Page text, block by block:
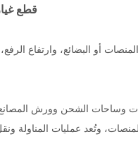
قطع
أو البضائع، وارتفاع
وساحات الشحن وورش المصانع
وتُعد عمليات المناولة